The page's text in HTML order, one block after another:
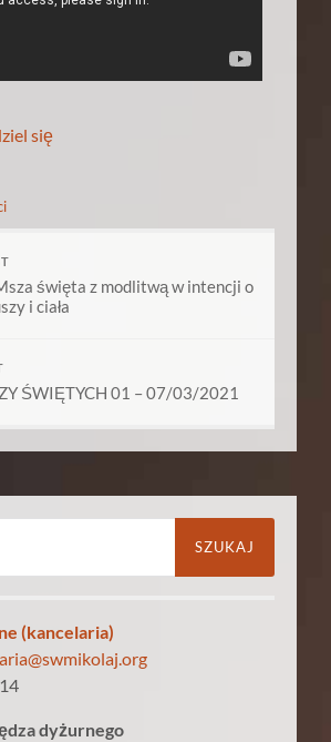
się
święta z modlitwą w intencji o
i ciała
ŚWIĘTYCH 01 – 07/03/2021
(kancelaria)
dyżurnego